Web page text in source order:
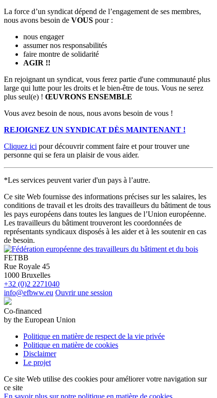
La force d’un syndicat dépend de l’engagement de ses membres,
nous avons besoin de VOUS pour :
nous engager
assumer nos responsabilités
faire montre de solidarité
AGIR !!
En rejoignant un syndicat, vous ferez partie d'une communauté plus
large qui lutte pour les droits et le bien-être de tous. Vous ne serez
plus seul(e) ! ŒUVRONS ENSEMBLE
Vous avez besoin de nous, nous avons besoin de vous !
REJOIGNEZ UN SYNDICAT DÈS MAINTENANT !
Cliquez ici pour découvrir comment faire et pour trouver une
personne qui se fera un plaisir de vous aider.
*Les services peuvent varier d'un pays à l’autre.
Ce site Web fournisse des informations précises sur les salaires, les
conditions de travail et les droits des travailleurs du bâtiment de tous
les pays européens dans toutes les langues de l’Union européenne.
Les travailleurs du bâtiment trouveront les coordonnées de
représentants syndicaux disposés à les aider et à les soutenir en cas
de besoin.
FETBB
Rue Royale 45
1000 Bruxelles
+32 (0)2 2271040
info@efbww.eu Ouvrir une session
Co-financed
by the European Union
Politique en matière de respect de la vie privée
Politique en matière de cookies
Disclaimer
Le projet
Ce site Web utilise des cookies pour améliorer votre navigation sur
ce site
En savoir plus sur notre politique en matière de cookies